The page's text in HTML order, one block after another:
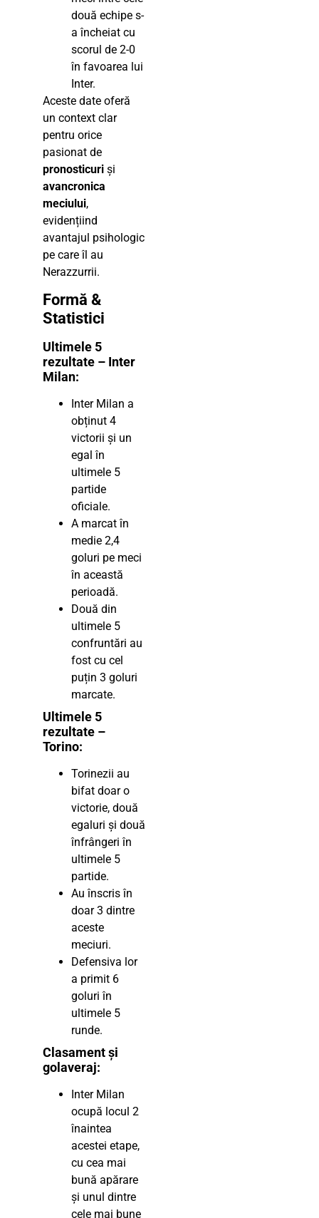
două echipe s-
a încheiat cu
scorul de 2-0
în favoarea lui
Inter.
Aceste date oferă
un context clar
pentru orice
pasionat de
pronosticuri și
avancronica
meciului,
evidențiind
avantajul psihologic
pe care îl au
Nerazzurrii.
Formă &
Statistici
Ultimele 5
rezultate – Inter
Milan:
Inter Milan a
obținut 4
victorii și un
egal în
ultimele 5
partide
oficiale.
A marcat în
medie 2,4
goluri pe meci
în această
perioadă.
Două din
ultimele 5
confruntări au
fost cu cel
puțin 3 goluri
marcate.
Ultimele 5
rezultate –
Torino:
Torinezii au
bifat doar o
victorie, două
egaluri și două
înfrângeri în
ultimele 5
partide.
Au înscris în
doar 3 dintre
aceste
meciuri.
Defensiva lor
a primit 6
goluri în
ultimele 5
runde.
Clasament și
golaveraj:
Inter Milan
ocupă locul 2
înaintea
acestei etape,
cu cea mai
bună apărare
și unul dintre
cele mai bune